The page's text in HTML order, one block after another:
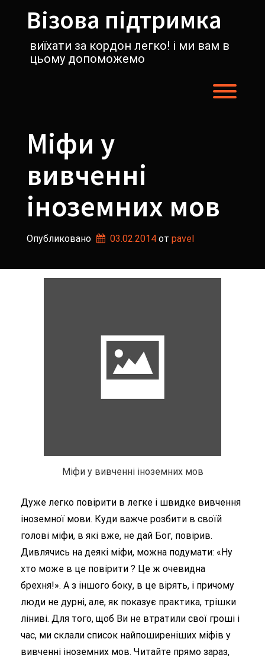
содержимомуВізова підтримка
виїхати за кордон легко! і ми вам в
цьому допоможемо
Міфи у
вивченні
іноземних мов
Опубликовано 03.02.2014 от pavel
Міфи у вивченні іноземних мов
Дуже легко повірити в легке і швидке вивчення
іноземної мови. Куди важче розбити в своїй
голові міфи, в які вже, не дай Бог, повірив.
Дивлячись на деякі міфи, можна подумати: «Ну
хто може в це повірити ? Це ж очевидна
брехня!». А з іншого боку, в це вірять, і причому
люди не дурні, але, як показує практика, трішки
ліниві. Для того, щоб Ви не втратили свої гроші і
час, ми склали список найпоширеніших міфів у
вивченні іноземних мов. Читайте прямо зараз,